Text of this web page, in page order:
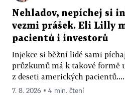
Nehladov, nepíchej si
vezmi prášek. Eli Lilly
pacientů i investorů
Injekce si běžní lidé sami
průzkumů má k takové formě
z deseti amerických pacientů....
7. 8. 2026 ▪ 4 min. čtení